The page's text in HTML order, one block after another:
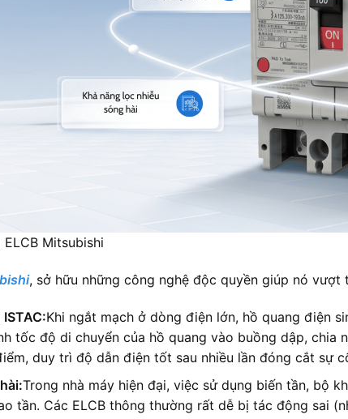
Mitsubishi
, sở hữu những công nghệ độc quyền giúp nó
Khi ngắt mạch ở dòng điện lớn, hồ quang điện
tốc độ di chuyển của hồ quang vào buồng dập,
duy trì độ dẫn điện tốt sau nhiều lần đóng cắt sự
Trong nhà máy hiện đại, việc sử dụng biến tần, bộ
tần. Các ELCB thông thường rất dễ bị tác động sai